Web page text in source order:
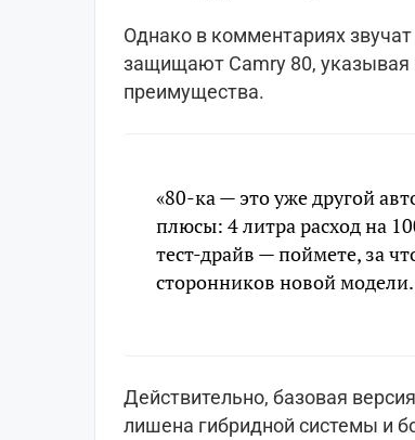
Однако в комментариях
защищают Camry 80, указывая
преимущества.
«80-ка — это уже другой
плюсы: 4 литра расход на
тест-драйв — поймете, за
сторонников новой модели.
Действительно, базовая
лишена гибридной системы и